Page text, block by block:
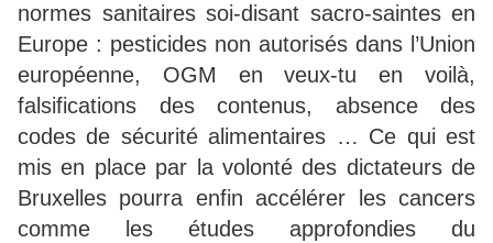
normes sanitaires soi-disant sacro-saintes en
Europe : pesticides non autorisés dans l’Union
européenne, OGM en veux-tu en voilà,
falsifications des contenus, absence des
codes de sécurité alimentaires … Ce qui est
mis en place par la volonté des dictateurs de
Bruxelles pourra enfin accélérer les cancers
comme les études approfondies du